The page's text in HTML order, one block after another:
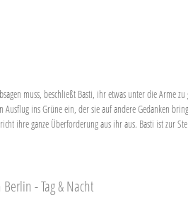
muss, beschließt Basti, ihr etwas unter die Arme
Ausflug ins Grüne ein, der sie auf andere Gedanken
ihre ganze Überforderung aus ihr aus. Basti ist zur
- Tag & Nacht